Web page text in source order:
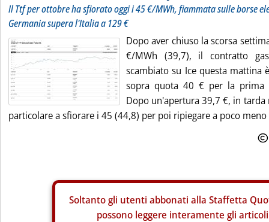
Il Ttf per ottobre ha sfiorato oggi i 45 €/MWh, fiammata sulle borse
Germania supera l'Italia a 129 €
Dopo aver chiuso la scorsa
€/MWh (39,7), il contratto
scambiato su Ice questa mattina
sopra quota 40 € per la prima
Dopo un'apertura 39,7 €, in
particolare a sfiorare i 45 (44,8) per poi ripiegare a poco
Soltanto gli utenti abbonati alla Staffetta
possono leggere interamente gli